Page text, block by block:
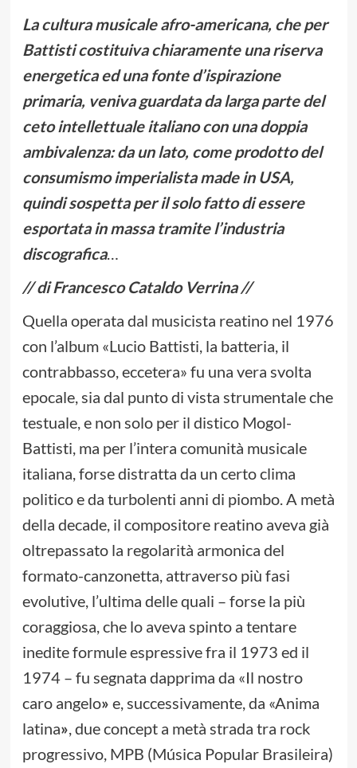
La cultura musicale afro-americana, che per
Battisti costituiva chiaramente una riserva
energetica ed una fonte d’ispirazione
primaria, veniva guardata da larga parte del
ceto intellettuale italiano con una doppia
ambivalenza: da un lato, come prodotto del
consumismo imperialista made in USA,
quindi sospetta per il solo fatto di essere
esportata in massa tramite l’industria
discografica…
// di Francesco Cataldo Verrina //
Quella operata dal musicista reatino nel 1976
con l’album «Lucio Battisti, la batteria, il
contrabbasso, eccetera» fu una vera svolta
epocale, sia dal punto di vista strumentale che
testuale, e non solo per il distico Mogol-
Battisti, ma per l’intera comunità musicale
italiana, forse distratta da un certo clima
politico e da turbolenti anni di piombo. A metà
della decade, il compositore reatino aveva già
oltrepassato la regolarità armonica del
formato-canzonetta, attraverso più fasi
evolutive, l’ultima delle quali – forse la più
coraggiosa, che lo aveva spinto a tentare
inedite formule espressive fra il 1973 ed il
1974 – fu segnata dapprima da «Il nostro
caro angelo» e, successivamente, da «Anima
latina», due concept a metà strada tra rock
progressivo, MPB (Música Popular Brasileira)